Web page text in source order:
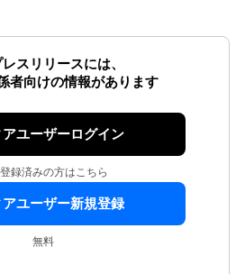
スリリースには、
者向けの情報があります
アユーザーログイン
録済みの方はこちら
アユーザー新規登録
無料